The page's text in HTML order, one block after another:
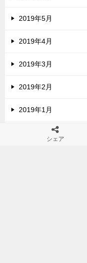
2019年5月
2019年4月
2019年3月
2019年2月
2019年1月
2018年12月
シェア